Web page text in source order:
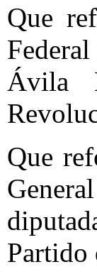
Que
Ávila
Que
Partido